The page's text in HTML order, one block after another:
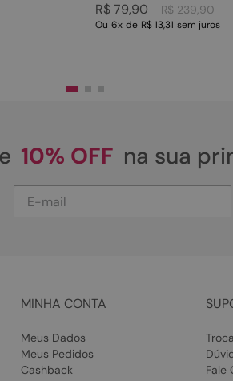
R$ 239,90
R$ 79,90
Ou 6x de R$ 13,31 sem juros
10% OFF na sua
MINHA CONTA
Meus Dados
Meus Pedidos
Cashback
Fale